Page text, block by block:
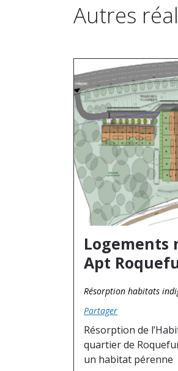
Autres
Logements
Apt
Résorption habitats
Partager
Résorption de
quartier de
un habitat pérenne